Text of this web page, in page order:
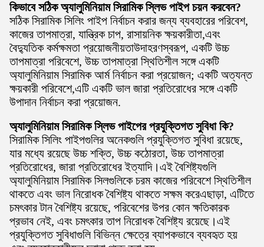
কিভাবে সঠিক অ্যালুমিনিয়াম সিরামিক স্লিভ পাইপ চয়ন করবেন?
সঠিক সিরামিক সিলিং পাইপ নির্বাচন করার জন্য ব্যবহারের পরিবেশ,
কাজের তাপমাত্রা, যান্ত্রিক চাপ, রাসায়নিক ক্ষয়কারীতা,এবং
বৈদ্যুতিক কর্মক্ষমতা প্রয়োজনীয়তাউদাহরণস্বরূপ, একটি উচ্চ
তাপমাত্রা পরিবেশে, উচ্চ তাপমাত্রা স্থিতিশীল সঙ্গে একটি
অ্যালুমিনিয়াম সিরামিক আর্ম নির্বাচন করা প্রয়োজন; একটি অত্যন্ত
ক্ষয়কারী পরিবেশে,এটি একটি ভাল জারা প্রতিরোধের সঙ্গে একটি
উপাদান নির্বাচন করা প্রয়োজন.
অ্যালুমিনিয়াম সিরামিক স্লিভ পাইপের প্রযুক্তিগত সুবিধা কি?
সিরামিক সিলিং পাইপগুলির অনেকগুলি প্রযুক্তিগত সুবিধা রয়েছে,
যার মধ্যে রয়েছে উচ্চ শক্তি, উচ্চ কঠোরতা, উচ্চ তাপমাত্রা
প্রতিরোধের, জারা প্রতিরোধের ইত্যাদি।এই বৈশিষ্ট্যগুলি
অ্যালুমিনিয়াম সিরামিক সিলগুলিকে চরম কাজের পরিবেশে স্থিতিশীল
থাকতে এবং ভাল নিরোধক বৈশিষ্ট্য থাকতে সক্ষম করেএছাড়া, এটিতে
চমৎকার টান বৈশিষ্ট্য রয়েছে, পরিবেশের উপর কোন ক্ষতিকারক
প্রভাব নেই, এবং চমৎকার তাপ নিরোধক বৈশিষ্ট্য রয়েছে।এই
প্রযুক্তিগত সুবিধাগুলি বিভিন্ন ক্ষেত্রে ব্যাপকভাবে ব্যবহৃত হয়